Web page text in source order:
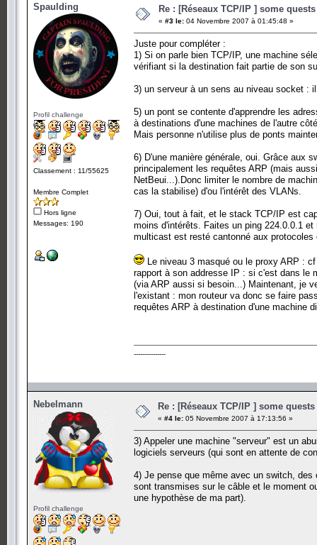
Spaulding
Profil challenge
Classement : 11/55625
Membre Complet
Hors ligne
Messages: 190
Re : [Réseaux TCP/IP ] some
« #3 le: 04 Novembre 2007 à 01:45:48 »
Juste pour compléter :
1) Si on parle bien TCP/IP, une machine
vérifiant si la destination fait partie de son
3) un serveur à un sens au niveau socket :
5) un pont se contente d'apprendre les
à destinations d'une machines de l'autre
Mais personne n'utilise plus de ponts
6) D'une manière générale, oui. Grâce aux
principalement les requêtes ARP (mais
NetBeui...).Donc limiter le nombre de
cas la stabilise) d'ou l'intérêt des VLANs.
7) Oui, tout à fait, et le stack TCP/IP est
moins d'intérêts. Faites un ping 224.0.0.1
multicast est resté cantonné aux
Le niveau 3 masqué ou le proxy ARP :
rapport à son addresse IP : si c'est dans le
(via ARP aussi si besoin...) Maintenant, je
l'existant : mon routeur va donc se faire
requêtes ARP à destination d'une machine
---------------
Nebelmann
Profil challenge
Re : [Réseaux TCP/IP ] some
« #4 le: 05 Novembre 2007 à 17:13:56 »
3) Appeler une machine "serveur" est un
logiciels serveurs (qui sont en attente de
4) Je pense que même avec un switch,
sont transmises sur le câble et le moment
une hypothèse de ma part).